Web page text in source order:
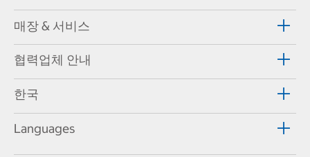
매장 & 서비스
협력업체 안내
한국
Languages